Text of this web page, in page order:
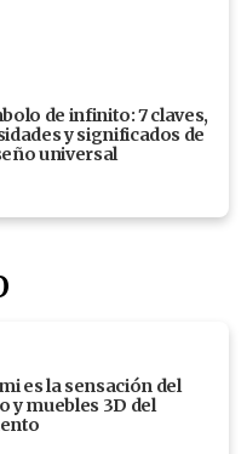
de infinito: 7 claves,
y significados de
universal
es la sensación del
y muebles 3D del